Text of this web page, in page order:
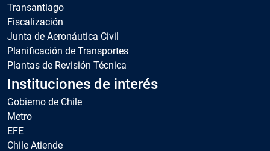
Transantiago
Fiscalización
Junta de Aeronáutica Civil
Planificación de Transportes
Plantas de Revisión Técnica
Instituciones de interés
Gobierno de Chile
Metro
EFE
Chile Atiende